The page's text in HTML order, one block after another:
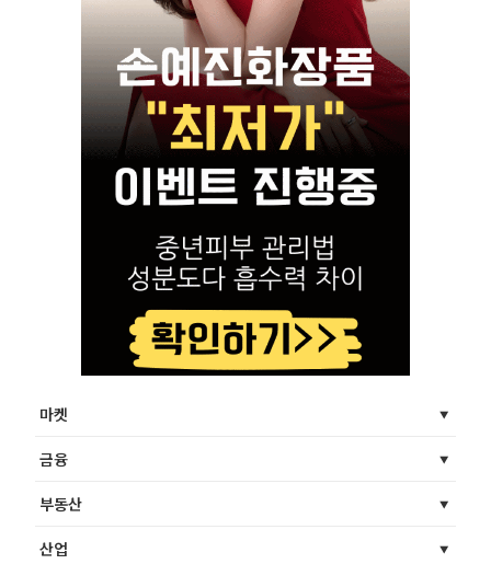
마켓
금융
부동산
산업